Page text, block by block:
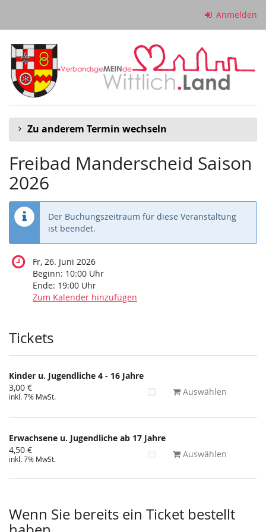
springen
Anmelden
Zu anderem Termin wechseln
Freibad Manderscheid Saison
2026
Der Buchungszeitraum für diese Veranstaltung
ist beendet.
Fr, 26. Juni 2026
Beginn: 10:00 Uhr
Ende: 19:00 Uhr
Zum Kalender hinzufügen
Produkte
Tickets
Kinder u. Jugendliche 4 - 16 Jahre
3,00 €
inkl. 7% MwSt. Auswählen
Erwachsene u. Jugendliche ab 17 Jahre
4,50 €
inkl. 7% MwSt. Auswählen
Wenn Sie bereits ein Ticket bestellt